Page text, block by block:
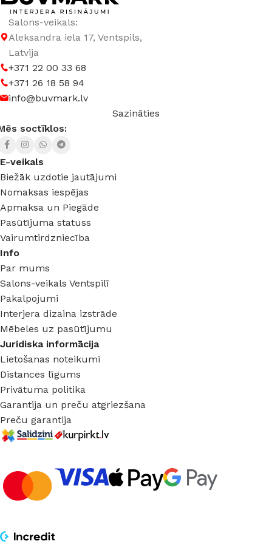
Salons-veikals:
Aleksandra iela 17, Ventspils,
Latvija
+371 22 00 33 68
+371 26 18 58 94
info@buvmark.lv
Sazināties
soctīklos:
E-veikals
Biežāk uzdotie jautājumi
Nomaksas iespējas
Apmaksa un Piegāde
Pasūtījuma statuss
Vairumtirdzniecība
Info
Par mums
Salons-veikals Ventspilī
Pakalpojumi
Interjera dizaina izstrāde
Mēbeles uz pasūtījumu
Juridiska informācija
Lietošanas noteikumi
Distances līgums
Privātuma politika
Garantija un preču atgriezšana
Preču garantija